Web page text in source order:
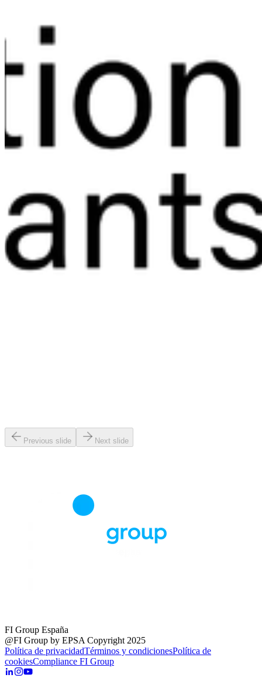
Previous slide Next slide
FI Group España
@FI Group by EPSA Copyright 2025
Política de privacidadTérminos y condicionesPolítica de
cookiesCompliance FI Group